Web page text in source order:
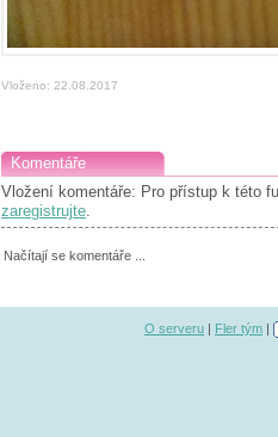
Vloženo: 22.08.2017
Komentáře
Vložení komentáře: Pro přístup k této
zaregistrujte.
Načítají se komentáře ...
O serveru | Fler tým |